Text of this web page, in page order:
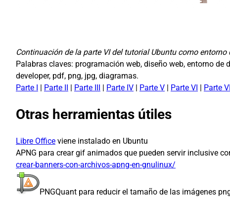
Continuación de la parte VI del tutorial Ubuntu como
Palabras claves: programación web, diseño web, entorno de
developer, pdf, png, jpg, diagramas.
Parte I | Parte II | Parte III | Parte IV | Parte V | Parte VI | Parte
Otras herramientas útiles
Libre Office viene instalado en Ubuntu
APNG para crear gif animados que pueden servir inclusive
crear-banners-con-archivos-apng-en-gnulinux/
PNGQuant para reducir el tamaño de las imágenes